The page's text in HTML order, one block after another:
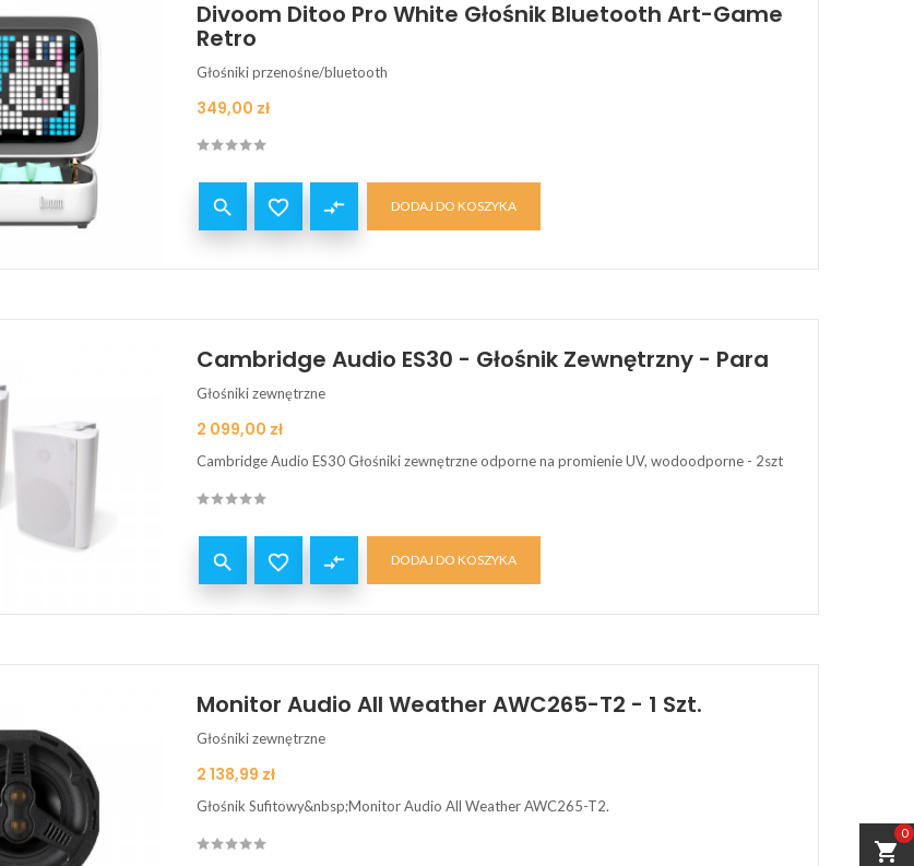
Divoom Ditoo Pro White Głośnik Bluetooth Art-Game
Retro
Głośniki przenośne/bluetooth
Cena
349,00 zł
  compare_arrows DODAJ DO KOSZYKA
Cambridge Audio ES30 - Głośnik Zewnętrzny - Para
Głośniki zewnętrzne
Cena
2 099,00 zł
Cambridge Audio ES30 Głośniki zewnętrzne odporne na promienie UV, wodoodporne - 2szt
  compare_arrows DODAJ DO KOSZYKA
Monitor Audio All Weather AWC265-T2 - 1 Szt.
Głośniki zewnętrzne
Cena
2 138,99 zł
Głośnik Sufitowy&nbsp;Monitor Audio All Weather AWC265-T2.
shopping_cart
0